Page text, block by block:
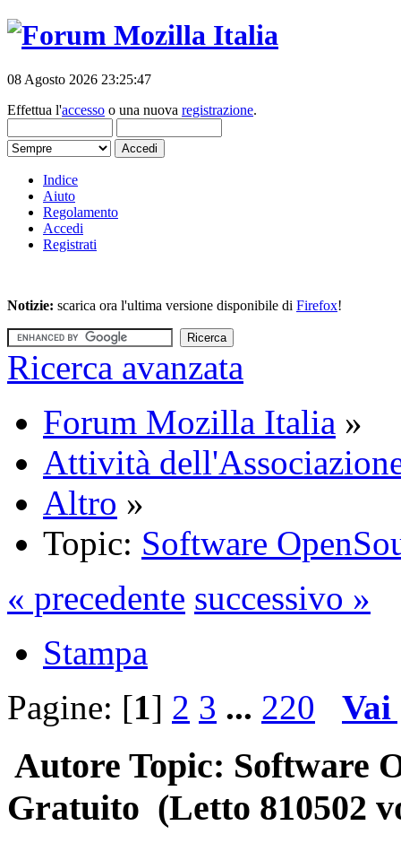
08 Agosto 2026 23:25:47
Effettua l'accesso o una nuova registrazione.
Indice
Aiuto
Regolamento
Accedi
Registrati
Notizie: scarica ora l'ultima versione disponibile di Firefox!
Ricerca avanzata
Forum Mozilla Italia »
Attività
Altro »
Topic: Software
« precedente successivo »
Stampa
Pagine: [1] 2 3 ... 220 Vai
Autore Topic: Software
Gratuito (Letto 810502